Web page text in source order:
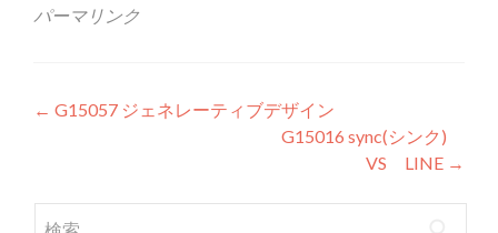
パーマリンク
投稿ナビゲーション
← G15057 ジェネレーティブデザイン
G15016 sync(シンク)
VS LINE →
検索: